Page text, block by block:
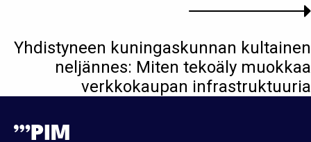
Yhdistyneen kuningaskunnan kultainen
neljännes: Miten tekoäly muokkaa
verkkokaupan infrastruktuuria